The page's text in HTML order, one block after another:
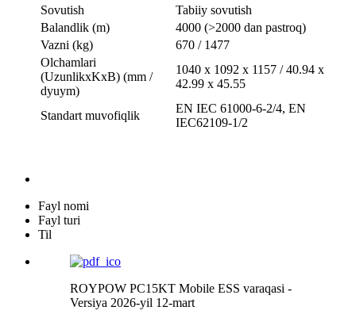
Sovutish
Tabiiy sovutish
Balandlik (m)
4000 (>2000 dan pastroq)
Vazni (kg)
670 / 1477
Olchamlari
(UzunlikxKxB) (mm /
dyuym)
1040 x 1092 x 1157 / 40.94 x
42.99 x 45.55
Standart muvofiqlik
EN IEC 61000-6-2/4, EN
IEC62109-1/2
Fayl nomi
Fayl turi
Til
ROYPOW PC15KT Mobile ESS varaqasi -
Versiya 2026-yil 12-mart